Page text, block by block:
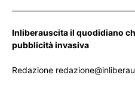
Inliberauscita il quodidiano
pubblicità invasiva
Redazione